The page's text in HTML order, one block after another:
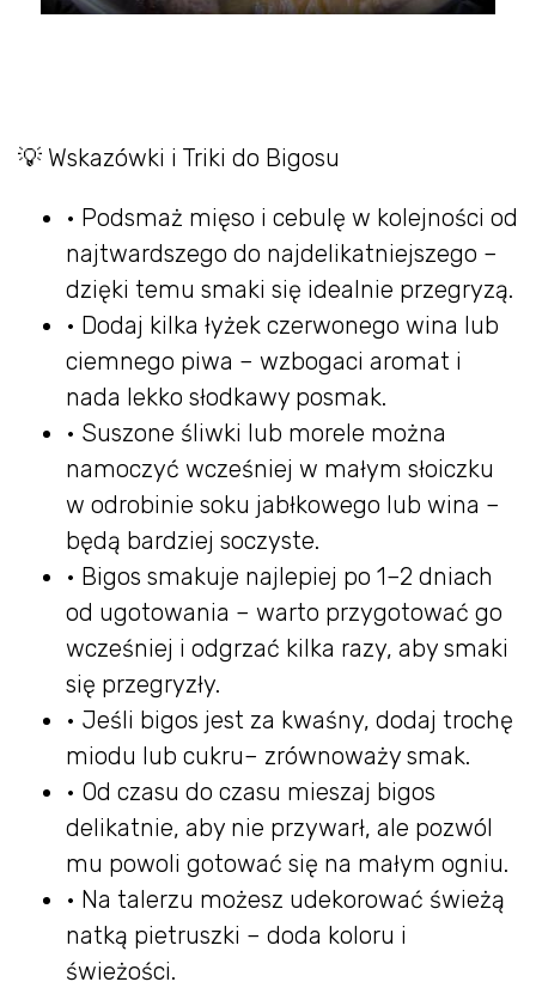
💡 Wskazówki i Triki do Bigosu
• Podsmaż mięso i cebulę w kolejności od
najtwardszego do najdelikatniejszego –
dzięki temu smaki się idealnie przegryzą.
• Dodaj kilka łyżek czerwonego wina lub
ciemnego piwa – wzbogaci aromat i
nada lekko słodkawy posmak.
• Suszone śliwki lub morele można
namoczyć wcześniej w małym słoiczku
w odrobinie soku jabłkowego lub wina –
będą bardziej soczyste.
• Bigos smakuje najlepiej po 1–2 dniach
od ugotowania – warto przygotować go
wcześniej i odgrzać kilka razy, aby smaki
się przegryzły.
• Jeśli bigos jest za kwaśny, dodaj trochę
miodu lub cukru– zrównoważy smak.
• Od czasu do czasu mieszaj bigos
delikatnie, aby nie przywarł, ale pozwól
mu powoli gotować się na małym ogniu.
• Na talerzu możesz udekorować świeżą
natką pietruszki – doda koloru i
świeżości.